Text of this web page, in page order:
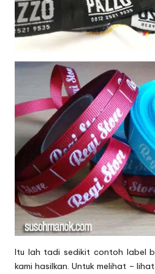
Itu lah tadi sedikit contoh label
kami hasilkan. Untuk melihat –